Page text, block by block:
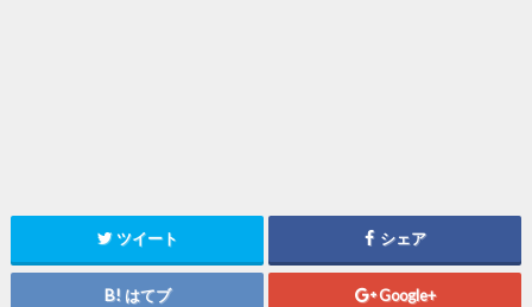
ツイート シェア
はてブ Google+